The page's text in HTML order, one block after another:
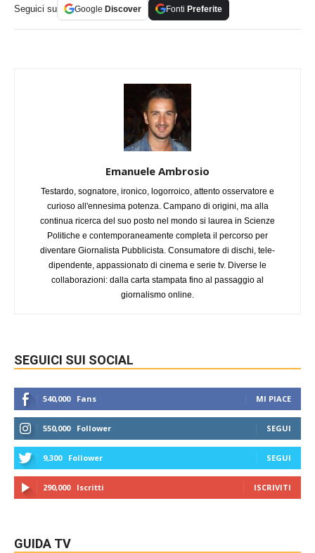
Seguici su Google Discover Fonti Preferite
Emanuele Ambrosio
Testardo, sognatore, ironico, logorroico, attento osservatore e
curioso all'ennesima potenza. Campano di origini, ma alla
continua ricerca del suo posto nel mondo si laurea in Scienze
Politiche e contemporaneamente completa il percorso per
diventare Giornalista Pubblicista. Consumatore di dischi, tele-
dipendente, appassionato di cinema e serie tv. Diverse le
collaborazioni: dalla carta stampata fino al passaggio al
giornalismo online.
SEGUICI SUI SOCIAL
540,000 Fans MI PIACE
550,000 Follower SEGUI
9,300 Follower SEGUI
290,000 Iscritti ISCRIVITI
GUIDA TV